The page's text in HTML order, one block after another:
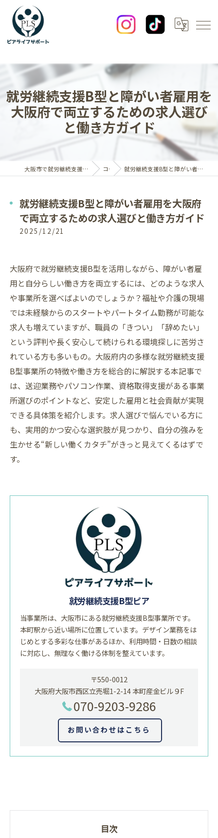
就労継続支援B型と障がい者雇用を
大阪府で両立するための求人選び
と働き方ガイド
大阪市で就労継続支援B型なら一般社団法人ピアライフサポート コラム 就労継続支援B型と障がい者雇用を大阪府で両立するための求人選びと働き方ガイド
就労継続支援B型と障がい者雇用を大阪府
で両立するための求人選びと働き方ガイド
2025/12/21
大阪府で就労継続支援B型を活用しながら、障がい者雇
用と自分らしい働き方を両立するには、どのような求人
や事業所を選べばよいのでしょうか？福祉や介護の現場
では未経験からのスタートやパートタイム勤務が可能な
求人も増えていますが、職員の「きつい」「辞めたい」
という評判や長く安心して続けられる環境探しに苦労さ
れている方も多いもの。大阪府内の多様な就労継続支援
B型事業所の特徴や働き方を総合的に解説する本記事で
は、送迎業務やパソコン作業、資格取得支援がある事業
所選びのポイントなど、安定した雇用と社会貢献が実現
できる具体策を紹介します。求人選びで悩んでいる方に
も、実用的かつ安心な選択肢が見つかり、自分の強みを
生かせる“新しい働くカタチ”がきっと見えてくるはずで
す。
就労継続支援B型ピア
当事業所は、大阪市にある就労継続支援B型事業所です。
本町駅から近い場所に位置しています。デザイン業務をは
じめとする多彩な仕事があるほか、利用時間・日数の相談
に対応し、無理なく働ける体制を整えています。
〒550-0012
大阪府大阪市西区立売堀1-2-14 本町産金ビル９F
070-9203-9286
お問い合わせはこちら
目次